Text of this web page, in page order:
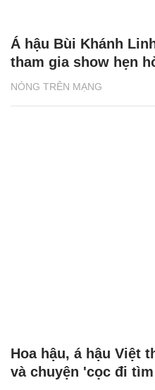
NÓNG TRÊN MẠNG
Á hậu Bùi Khánh
tham gia show hẹn
Hoa hậu, á hậu Việt
và chuyện 'cọc đi